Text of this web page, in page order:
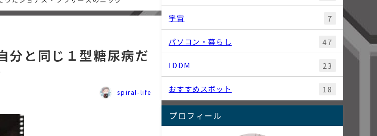
分と同じ１型糖尿病だ
spiral-life
宇宙 7
パソコン・暮らし 47
IDDM 23
おすすめスポット 18
プロフィール